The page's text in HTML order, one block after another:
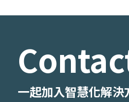
一起加入智慧化解決